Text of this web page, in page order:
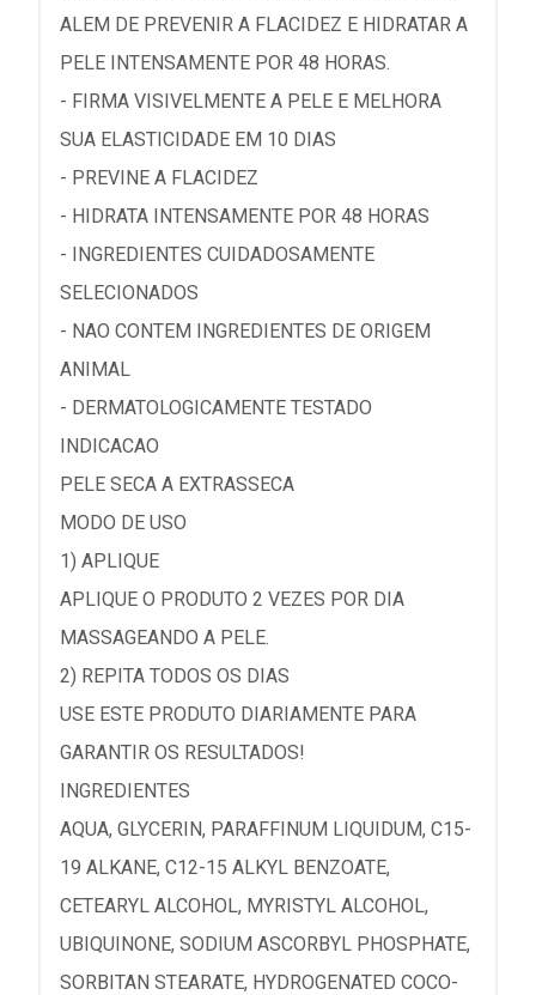
ALEM DE PREVENIR A FLACIDEZ E HIDRATAR A
PELE INTENSAMENTE POR 48 HORAS.
- FIRMA VISIVELMENTE A PELE E MELHORA
SUA ELASTICIDADE EM 10 DIAS
- PREVINE A FLACIDEZ
- HIDRATA INTENSAMENTE POR 48 HORAS
- INGREDIENTES CUIDADOSAMENTE
SELECIONADOS
- NAO CONTEM INGREDIENTES DE ORIGEM
ANIMAL
- DERMATOLOGICAMENTE TESTADO
INDICACAO
PELE SECA A EXTRASSECA
MODO DE USO
1) APLIQUE
APLIQUE O PRODUTO 2 VEZES POR DIA
MASSAGEANDO A PELE.
2) REPITA TODOS OS DIAS
USE ESTE PRODUTO DIARIAMENTE PARA
GARANTIR OS RESULTADOS!
INGREDIENTES
AQUA, GLYCERIN, PARAFFINUM LIQUIDUM, C15-
19 ALKANE, C12-15 ALKYL BENZOATE,
CETEARYL ALCOHOL, MYRISTYL ALCOHOL,
UBIQUINONE, SODIUM ASCORBYL PHOSPHATE,
SORBITAN STEARATE, HYDROGENATED COCO-